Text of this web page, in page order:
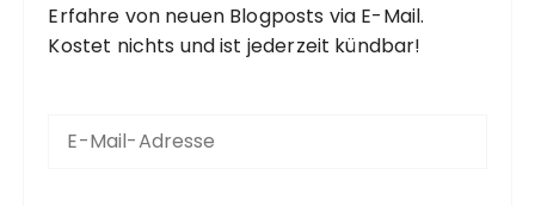
Erfahre von neuen Blogposts via E-Mail.
Kostet nichts und ist jederzeit kündbar!